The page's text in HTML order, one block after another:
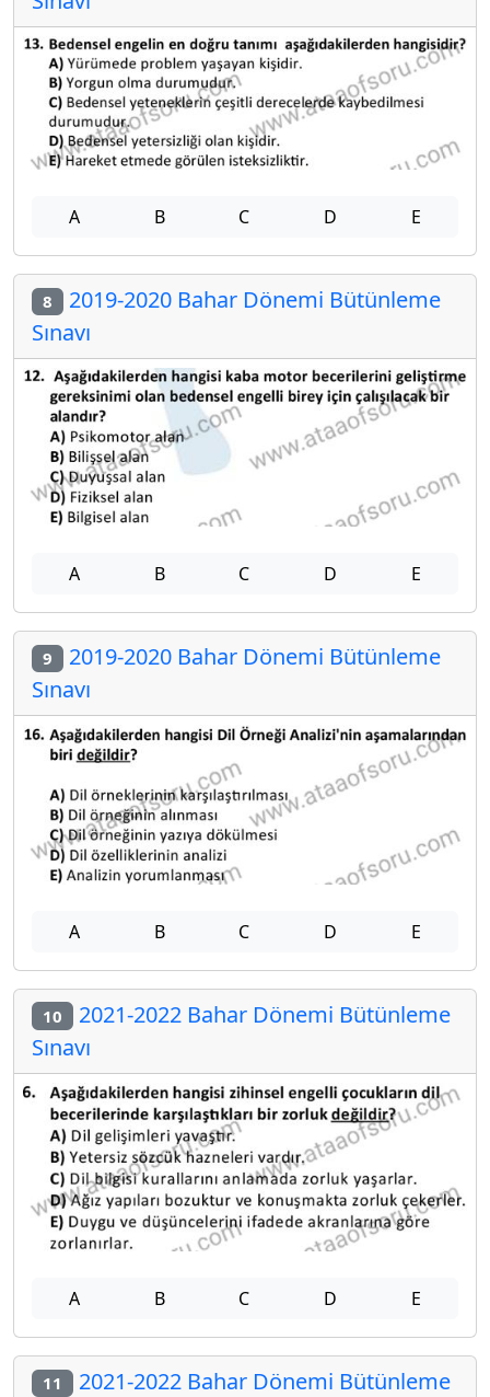
A B C D E
8 2019-2020 Bahar Dönemi Bütünleme
Sınavı
A B C D E
9 2019-2020 Bahar Dönemi Bütünleme
Sınavı
A B C D E
10 2021-2022 Bahar Dönemi Bütünleme
Sınavı
A B C D E
11 2021-2022 Bahar Dönemi Bütünleme